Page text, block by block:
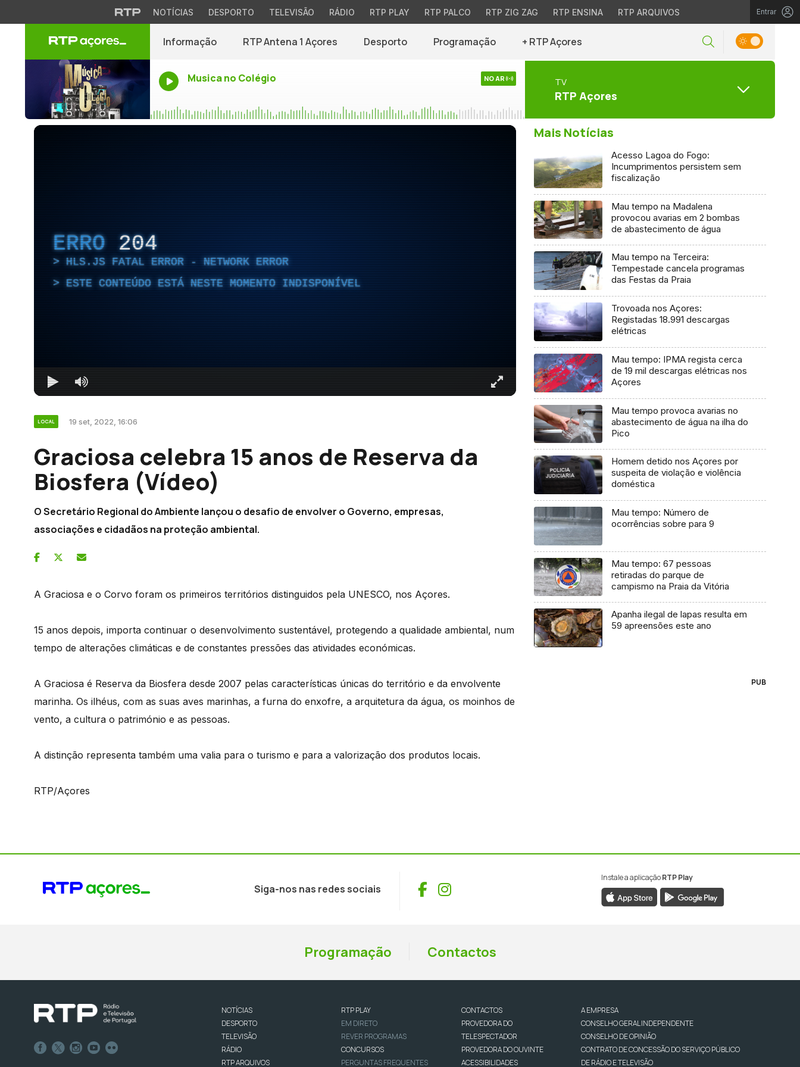
NOTÍCIAS DESPORTO TELEVISÃO RÁDIO RTP PLAY RTP PALCO RTP ZIG ZAG RTP ENSINA RTP ARQUIVOS Entrar
Informação RTP Antena 1 Açores Desporto Programação + RTP Açores
Musica no Colégio NO AR TV
RTP Açores
ERRO 204
HLS.JS FATAL ERROR - NETWORK ERROR
ESTE CONTEÚDO ESTÁ NESTE MOMENTO INDISPONÍVEL
LOCAL 19 set, 2022, 16:06
Graciosa celebra 15 anos de Reserva da
Biosfera (Vídeo)
O Secretário Regional do Ambiente lançou o desafio de envolver o Governo, empresas,
associações e cidadãos na proteção ambiental.
A Graciosa e o Corvo foram os primeiros territórios distinguidos pela UNESCO, nos Açores.
15 anos depois, importa continuar o desenvolvimento sustentável, protegendo a qualidade ambiental, num
tempo de alterações climáticas e de constantes pressões das atividades económicas.
A Graciosa é Reserva da Biosfera desde 2007 pelas características únicas do território e da envolvente
marinha. Os ilhéus, com as suas aves marinhas, a furna do enxofre, a arquitetura da água, os moinhos de
vento, a cultura o património e as pessoas.
A distinção representa também uma valia para o turismo e para a valorização dos produtos locais.
RTP/Açores
Mais Notícias
Acesso Lagoa do Fogo:
Incumprimentos persistem sem
fiscalização
Mau tempo na Madalena
provocou avarias em 2 bombas
de abastecimento de água
Mau tempo na Terceira:
Tempestade cancela programas
das Festas da Praia
Trovoada nos Açores:
Registadas 18.991 descargas
elétricas
Mau tempo: IPMA regista cerca
de 19 mil descargas elétricas nos
Açores
Mau tempo provoca avarias no
abastecimento de água na ilha do
Pico
Homem detido nos Açores por
suspeita de violação e violência
doméstica
Mau tempo: Número de
ocorrências sobre para 9
Mau tempo: 67 pessoas
retiradas do parque de
campismo na Praia da Vitória
Apanha ilegal de lapas resulta em
59 apreensões este ano
PUB
Siga-nos nas redes sociais Facebook
Instagram
Instale a aplicaçãoRTP Play
Programação Contactos
NOTÍCIAS
DESPORTO
TELEVISÃO
RÁDIO
RTP ARQUIVOS
RTP PLAY
EM DIRETO
REVER PROGRAMAS
CONCURSOS
PERGUNTAS FREQUENTES
CONTACTOS
PROVEDORA DO
TELESPECTADOR
PROVEDORA DO OUVINTE
ACESSIBILIDADES
A EMPRESA
CONSELHO GERAL INDEPENDENTE
CONSELHO DE OPINIÃO
CONTRATO DE CONCESSÃO DO SERVIÇO PÚBLICO
DE RÁDIO E TELEVISÃO